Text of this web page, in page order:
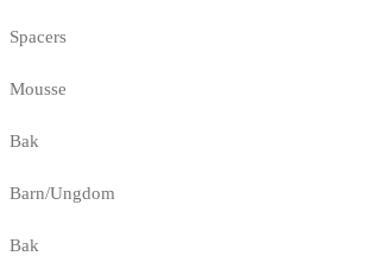
Spacers
Mousse
Bak
Barn/Ungdom
Bak